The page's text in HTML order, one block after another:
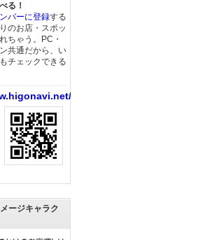
る！
バーに登録する
のお店・スポッ
ちゃう。PC・
共通だから、い
チェックできる
ージキャラク